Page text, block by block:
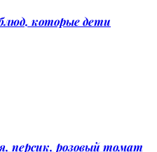
которые дети
персик, розовый томат